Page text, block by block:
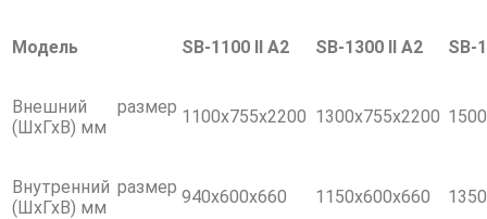
Модель SB-1100 II A2 SB-1300 II A2 SB-
Внешний размер
(ШхГхВ) мм
1100x755x2200 1300x755x2200
Внутренний размер
(ШхГхВ) мм
940x600x660 1150x600x660